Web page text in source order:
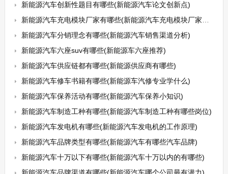
新能源汽车创新性题目有哪些(新能源汽车论文创新点)
新能源汽车充电模块厂家有哪些(新能源汽车充电模块厂家有哪些呢)
新能源汽车分销理念有哪些(新能源汽车销售渠道分析)
新能源汽车六座suv有哪些(新能源车六座推荐)
新能源汽车供应链都有哪些(新能源供应商有哪些)
新能源汽车修车书籍有哪些(新能源车汽修专业学什么)
新能源汽车保养活动有哪些(新能源汽车保养小知识)
新能源汽车制造工种有哪些(新能源汽车制造工种有哪些岗位)
新能源汽车发电机有哪些(新能源汽车发电机的工作原理)
新能源汽车品牌类型有哪些(新能源汽车有哪些汽车品牌)
新能源汽车十万以下有哪些(新能源汽车十万以内的有哪些)